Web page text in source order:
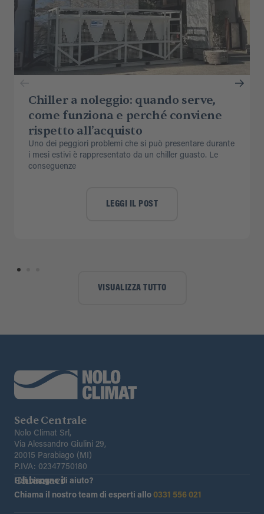
Chiller a noleggio: quando serve,
come funziona e perché conviene
rispetto all’acquisto
Uno dei peggiori problemi che si può presentare durante
i mesi estivi è rappresentato da un chiller guasto. Le
conseguenze
LEGGI IL POST
VISUALIZZA TUTTO
Sede Centrale
Nolo Climat Srl,
Via Alessandro Giulini 29,
20015 Parabiago (MI)
P.IVA: 02347750180
Chiamaci
Hai bisogno di aiuto?
Chiama il nostro team di esperti allo 0331 556 021